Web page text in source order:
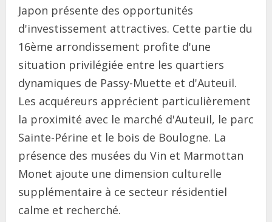
Japon présente des opportunités
d'investissement attractives. Cette partie du
16ème arrondissement profite d'une
situation privilégiée entre les quartiers
dynamiques de Passy-Muette et d'Auteuil.
Les acquéreurs apprécient particulièrement
la proximité avec le marché d'Auteuil, le parc
Sainte-Périne et le bois de Boulogne. La
présence des musées du Vin et Marmottan
Monet ajoute une dimension culturelle
supplémentaire à ce secteur résidentiel
calme et recherché.